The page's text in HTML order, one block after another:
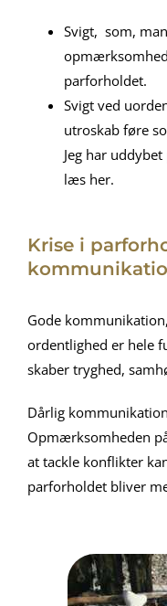
Svigt, som,
parforholdet.
Svigt ved
utroskab føre
Jeg har
læs her.
Krise i
Gode
ordentlighed er hele
skaber tryghed,
Dårlig
Opmærksomheden
at tackle konflikter
parforholdet bliver